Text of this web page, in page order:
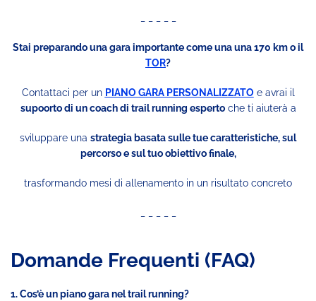
Stai preparando una gara importante come una una 170 km o il
TOR?
Contattaci per un PIANO GARA PERSONALIZZATOe avrai il
supoorto di un coach di trail running espertoche ti aiuterà a
sviluppare una strategia basata sulle tue caratteristiche, sul
percorso e sul tuo obiettivo finale,
trasformando mesi di allenamento in un risultato concreto
Domande Frequenti (FAQ)
1. Cos’è un piano gara nel trail running?